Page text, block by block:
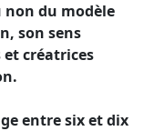
du modèle
son sens
créatrices
entre six et dix